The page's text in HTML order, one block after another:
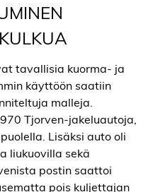
tavallisia kuorma- ja
käyttöön saatiin
malleja.
Tjorven-jakeluautoja,
Lisäksi auto oli
liukuovilla sekä
postin saattoi
pois kuljettajan